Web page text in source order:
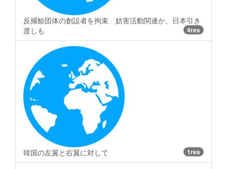
反捕鯨団体の創設者を拘束 妨害活動関連か、日本引き
渡しも
4res
韓国の左翼と右翼に対して 1res